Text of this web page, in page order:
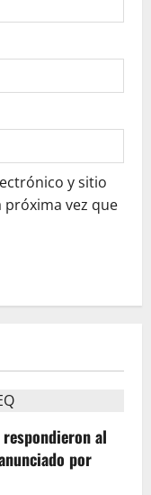
y sitio
próxima vez que
respondieron al
por